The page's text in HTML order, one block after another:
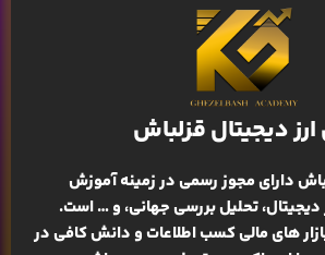
دیجیتال قزلباش
دارای مجوز رسمی در زمینهآموزش
دیجیتال، تحلیل بررسی جهانی، و … است.
های مالی کسب اطلاعات و دانش کافی در